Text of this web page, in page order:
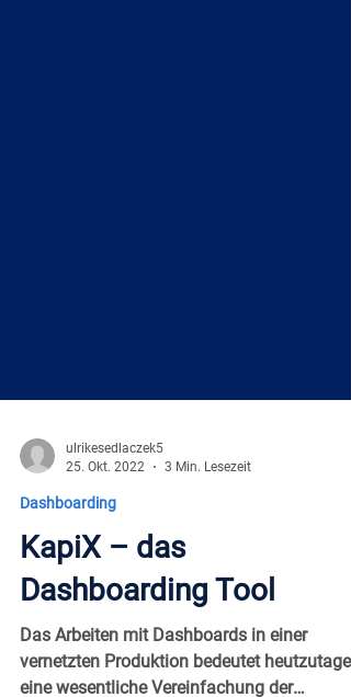
ulrikesedlaczek5
25. Okt. 2022
3 Min. Lesezeit
Dashboarding
KapiX – das
Dashboarding Tool